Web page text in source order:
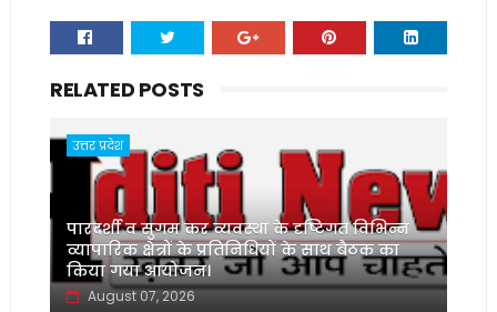
RELATED POSTS
उत्तर प्रदेश
पारदर्शी व सुगम कर व्यवस्था के दृष्टिगत विभिन्न
व्यापारिक क्षेत्रों के प्रतिनिधियों के साथ बैठक का
किया गया आयोजन।
August 07, 2026